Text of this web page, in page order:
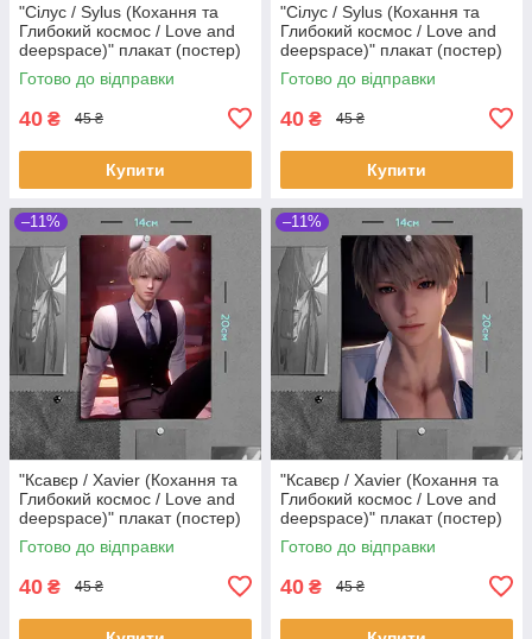
"Сілус / Sylus (Кохання та
Глибокий космос / Love and
deepspace)" плакат (постер)
розміром А5 (14х20см)
Готово до відправки
40 ₴ 45 ₴
Купити
"Сілус / Sylus (Кохання та
Глибокий космос / Love and
deepspace)" плакат (постер)
розміром А5 (14х20см)
Готово до відправки
40 ₴ 45 ₴
Купити
–11%
"Ксавєр / Xavier (Кохання та
Глибокий космос / Love and
deepspace)" плакат (постер)
розміром А5 (14х20см)
Готово до відправки
40 ₴ 45 ₴
–11%
"Ксавєр / Xavier (Кохання та
Глибокий космос / Love and
deepspace)" плакат (постер)
розміром А5 (14х20см)
Готово до відправки
40 ₴ 45 ₴